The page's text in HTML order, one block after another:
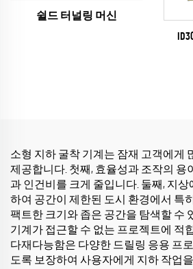
쉴드 터널링 머신
소형 지하 굴착 기계는 잠재 고객에게
제공합니다. 첫째, 효율성과 조작의 용
과 인건비를 크게 줄입니다. 둘째, 지
하여 공간이 제한된 도시 환경에서 특
팩트한 크기와 좁은 공간을 탐색할 수
기계가 접근할 수 없는 프로젝트에 적
다재다능함은 다양한 드릴링 응용 프
도록 보장하여 사용자에게 지하 작업